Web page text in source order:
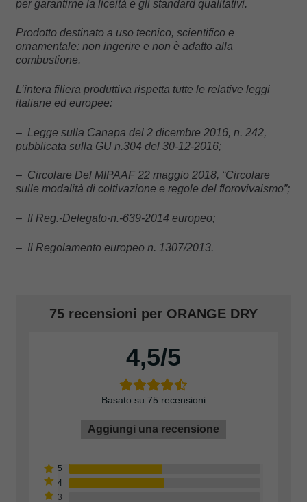
per garantirne la liceità e gli standard qualitativi.
Prodotto destinato a uso tecnico, scientifico e
ornamentale: non ingerire e non è adatto alla
combustione.
L’intera filiera produttiva rispetta tutte le relative leggi
italiane ed europee:
– Legge sulla Canapa del 2 dicembre 2016, n. 242,
pubblicata sulla GU n.304 del 30-12-2016;
– Circolare Del MIPAAF 22 maggio 2018, “Circolare
sulle modalità di coltivazione e regole del florovivaismo”;
– Il Reg.-Delegato-n.-639-2014 europeo;
– Il Regolamento europeo n. 1307/2013.
75 recensioni per ORANGE DRY
4,5
Basato su 75 recensioni
Aggiungi una recensione